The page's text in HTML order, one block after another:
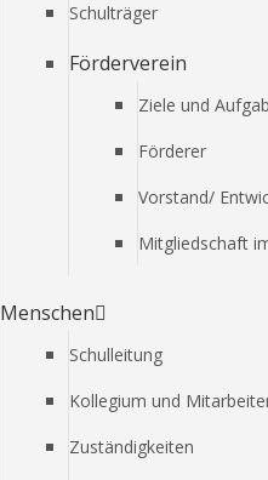
Schulträger
Förderverein
Ziele und
Förderer
Vorstand/
Mitgliedschaft
Menschen
Schulleitung
Kollegium und
Zuständigkeiten